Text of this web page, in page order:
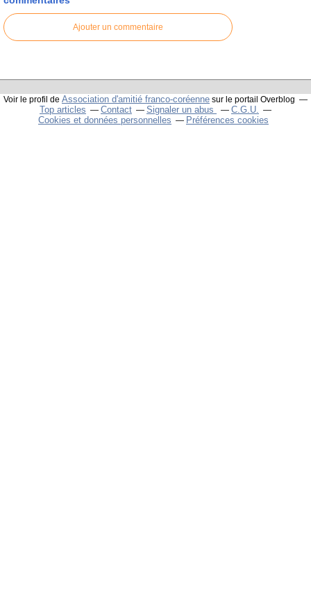
Ajouter un commentaire
Voir le profil de Association d'amitié franco-coréenne sur le portail Overblog
Top articles Contact Signaler un abus
C.G.U.
Cookies et données personnelles
Préférences cookies